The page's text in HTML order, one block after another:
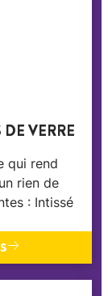
VERRE
qui rend
rien de
: Intissé